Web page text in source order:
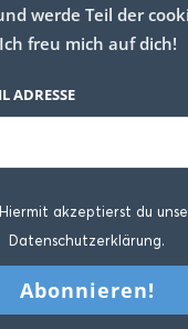
auf
werde Teil der
Ich freu mich auf dich!
ADRESSE
Hiermit akzeptierst du
Datenschutzerklärung.